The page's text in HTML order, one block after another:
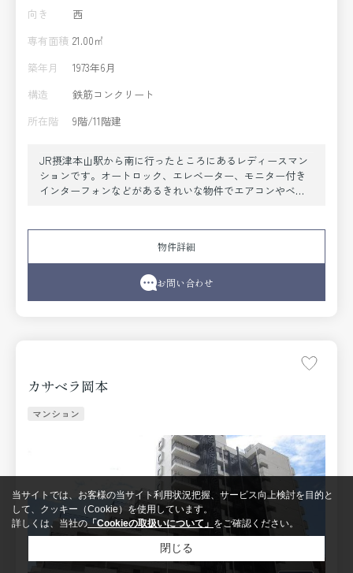
向き
西
専有面積 21.00㎡
築年月
1973年6月
構造
鉄筋コンクリート
所在階
9階/11階建
JR摂津本山駅から南に行ったところにあるレディースマン
ションです。オートロック、エレベーター、モニター付き
インターフォンなどがあるきれいな物件でエアコンやベッ
物件詳細
お問い合わせ
カサベラ岡本
マンション
当サイトでは、お客様の当サイト利用状況把握、サービス向上検討を目的と
して、クッキー（Cookie）を使用しています。
詳しくは、当社の 「Cookieの取扱いについて」 をご確認ください。
閉じる